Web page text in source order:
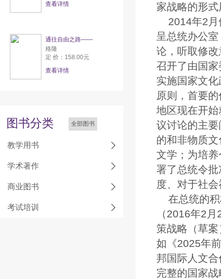
查看详情
通往自由之路——
格隆
定 价：158.00元
查看详情
图书分类 全部图书
教学用书
学术著作
商业图书
考试培训
家战略的形
2014年2
呈总统办公
论，听取修
召开了由国
实施国家文
原则，首要
地区现在开
议讨论的主
的和非物质
文学；为培
署了总统令
度、对于社
在总统的
（2016年2
策战略（草
如《2025年
邦国际人文
完整的国家